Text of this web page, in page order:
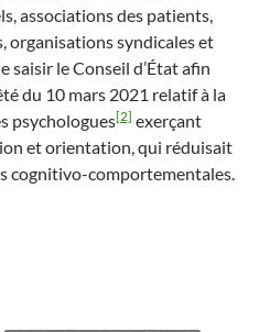
associations des patients,
organisations syndicales et
saisir le Conseil d’État afin
du 10 mars 2021 relatif à la
psychologues[2] exerçant
et orientation, qui réduisait
cognitivo-comportementales.
EVIDENTE » du CONSEIL d’ETAT